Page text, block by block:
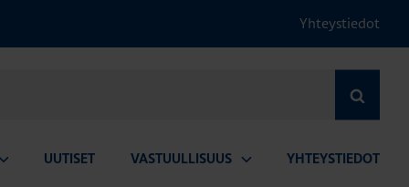
Yhteystiedot
UUTISET VASTUULLISUUS YHTEYSTIEDOT